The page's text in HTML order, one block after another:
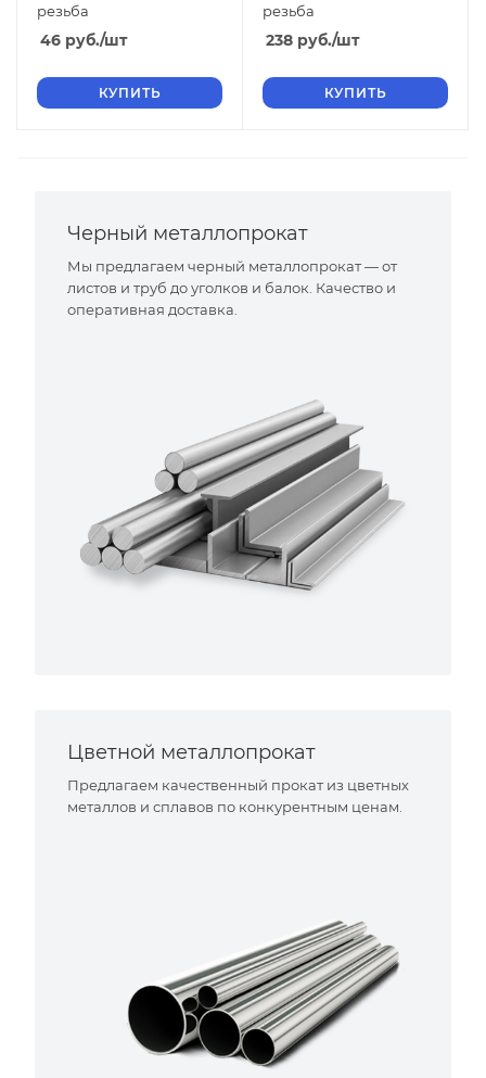
резьба
46 руб./шт
КУПИТЬ
резьба
238 руб./шт
КУПИТЬ
Черный металлопрокат
Мы предлагаем черный металлопрокат — от
листов и труб до уголков и балок. Качество и
оперативная доставка.
Цветной металлопрокат
Предлагаем качественный прокат из цветных
металлов и сплавов по конкурентным ценам.